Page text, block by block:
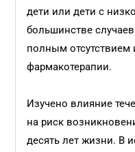
дети или дети с
большинстве
полным отсутствием
фармакотерапии.
Изучено влияние
на риск
десять лет жизни. В